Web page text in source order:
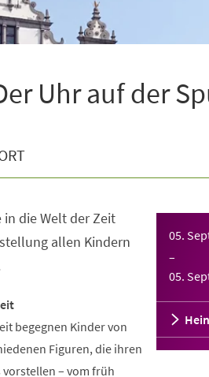
Uhr auf der
05.
–
05.
in die Welt der Zeit
allen Kindern
begegnen Kinder von
Figuren, die ihren
– vom früh